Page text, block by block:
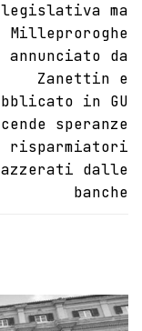
legislativa ma
Milleproroghe
annunciato da
Zanettin e
in GU
speranze
risparmiatori
azzerati dalle
banche